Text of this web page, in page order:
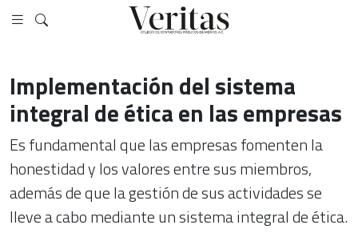
Implementación del sistema
integral de ética en las empresas
Es fundamental que las empresas fomenten la
honestidad y los valores entre sus miembros,
además de que la gestión de sus actividades se
lleve a cabo mediante un sistema integral de ética.